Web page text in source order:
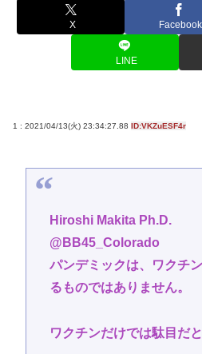
X Facebook
LINE
1 : 2021/04/13(火) 23:34:27.88 ID:VKZuESF4r
Hiroshi Makita Ph.D.
@BB45_Colorado
パンデミックは、ワクチ
るものではありません。
ワクチンだけでは駄目だ